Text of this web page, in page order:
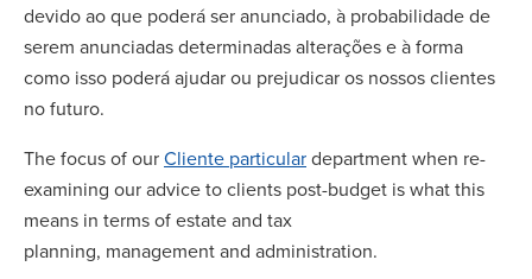
devido ao que poderá ser anunciado, à probabilidade de
serem anunciadas determinadas alterações e à forma
como isso poderá ajudar ou prejudicar os nossos clientes
no futuro.
The focus of ourCliente particulardepartment when re-
examining our advice to clients post-budget is what this
means in terms of estate and tax
planning, management and administration.